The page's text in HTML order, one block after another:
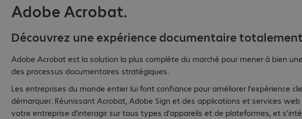
Adobe Acrobat.
Découvrez une expérience documentaire
Adobe Acrobat est la solution la plus complète du marché pour mener à bien
des processus documentaires stratégiques.
Les entreprises du monde entier lui font confiance pour améliorer l’expérience
démarquer. Réunissant Acrobat, Adobe Sign et des applications et services
votre entreprise d’interagir sur tous types d’appareils et de plateformes, et